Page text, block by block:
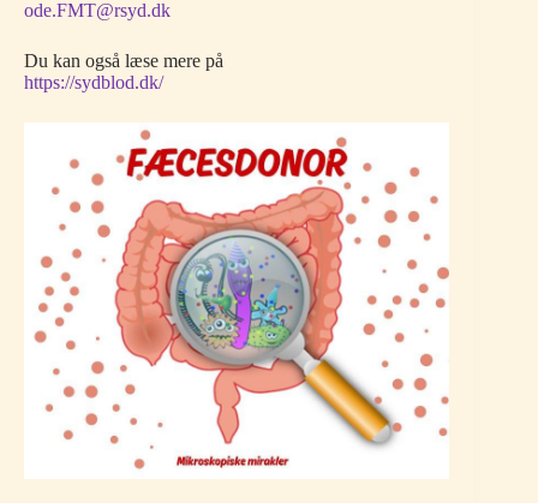
ode.FMT@rsyd.dk
Du kan også læse mere på
https://sydblod.dk/